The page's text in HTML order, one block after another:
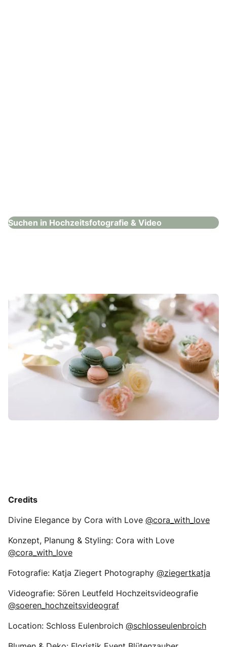
Suchen in Hochzeitsfotografie & Video
Credits
Divine Elegance by Cora with Love @cora_with_love
Konzept, Planung & Styling: Cora with Love
@cora_with_love
Fotografie: Katja Ziegert Photography @ziegertkatja
Videografie: Sören Leutfeld Hochzeitsvideografie
@soeren_hochzeitsvideograf
Location: Schloss Eulenbroich @schlosseulenbroich